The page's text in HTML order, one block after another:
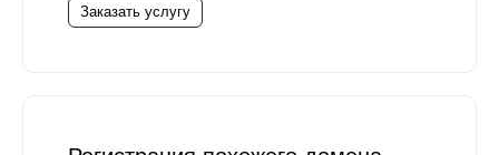
Заказать услугу